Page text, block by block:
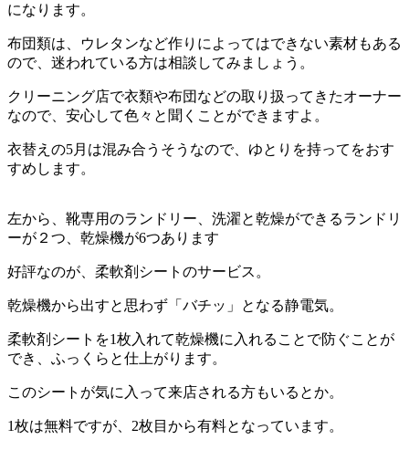
になります。
布団類は、ウレタンなど作りによってはできない素材もある
ので、迷われている方は相談してみましょう。
クリーニング店で衣類や布団などの取り扱ってきたオーナー
なので、安心して色々と聞くことができますよ。
衣替えの5月は混み合うそうなので、ゆとりを持ってをおす
すめします。
左から、靴専用のランドリー、洗濯と乾燥ができるランドリ
ーが２つ、乾燥機が6つあります
好評なのが、柔軟剤シートのサービス。
乾燥機から出すと思わず「バチッ」となる静電気。
柔軟剤シートを1枚入れて乾燥機に入れることで防ぐことが
でき、ふっくらと仕上がります。
このシートが気に入って来店される方もいるとか。
1枚は無料ですが、2枚目から有料となっています。